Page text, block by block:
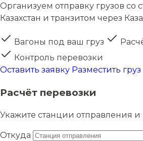
Организуем отправку грузов со
Казахстан и транзитом через
Вагоны под ваш груз
Контроль перевозки
Оставить заявку Разместить груз
Расчёт перевозки
Укажите станции отправления и
Откуда